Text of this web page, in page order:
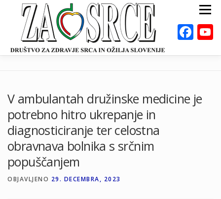
Preskoči
Meni
DEJAVNOSTI ODKLOP-I VAROVALNA ŽIVILA
KALKULATORJI
V ambulantah družinske medicine je
potrebno hitro ukrepanje in
diagnosticiranje ter celostna
obravnava bolnika s srčnim
popuščanjem
OBJAVLJENO 29. DECEMBRA, 2023